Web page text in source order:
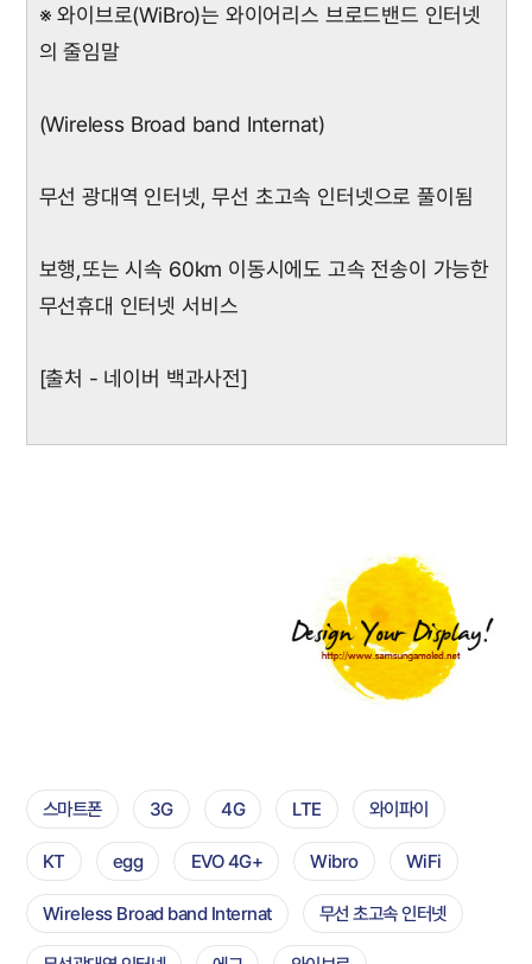
※ 와이브로(WiBro)는 와이어리스 브로드밴드 인터넷
의 줄임말
(Wireless Broad band Internat)
무선 광대역 인터넷, 무선 초고속 인터넷으로 풀이됨
보행,또는 시속 60km 이동시에도 고속 전송이 가능한
무선휴대 인터넷 서비스
[출처 - 네이버 백과사전]
스마트폰 3G 4G LTE 와이파이
KT egg EVO 4G+ Wibro WiFi
Wireless Broad band Internat 무선 초고속 인터넷